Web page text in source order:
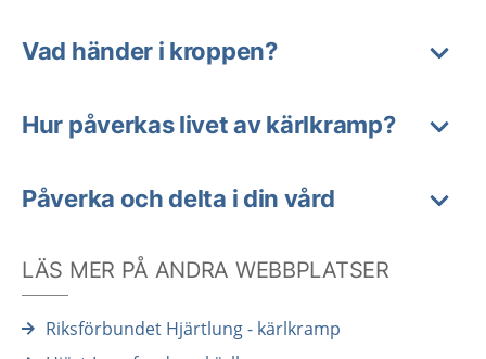
Vad händer i kroppen?
Hur påverkas livet av kärlkramp?
Påverka och delta i din vård
LÄS MER PÅ ANDRA WEBBPLATSER
Riksförbundet Hjärtlung - kärlkramp